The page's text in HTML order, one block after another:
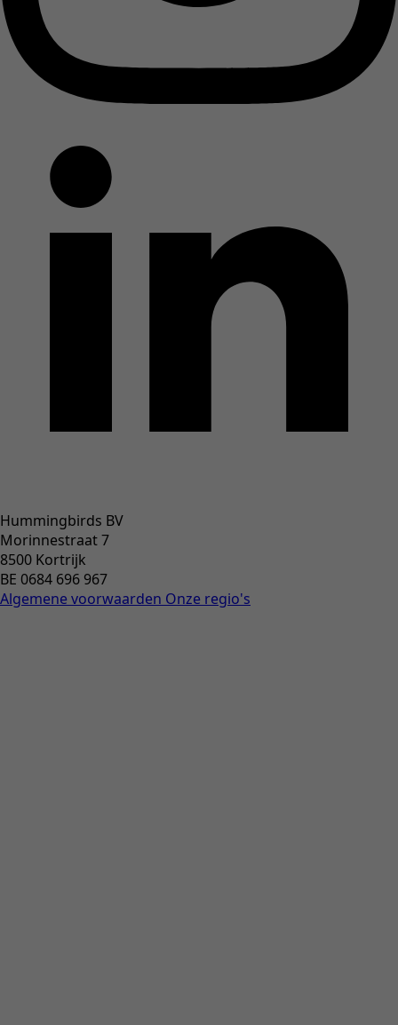
Hummingbirds BV
Morinnestraat 7
8500 Kortrijk
BE 0684 696 967
Algemene voorwaarden Onze regio's